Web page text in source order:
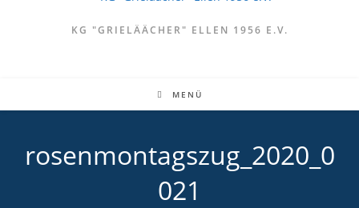
KG "GRIELÄÄCHER" ELLEN 1956 E.V.
MENÜ
rosenmontagszug_2020_0
021